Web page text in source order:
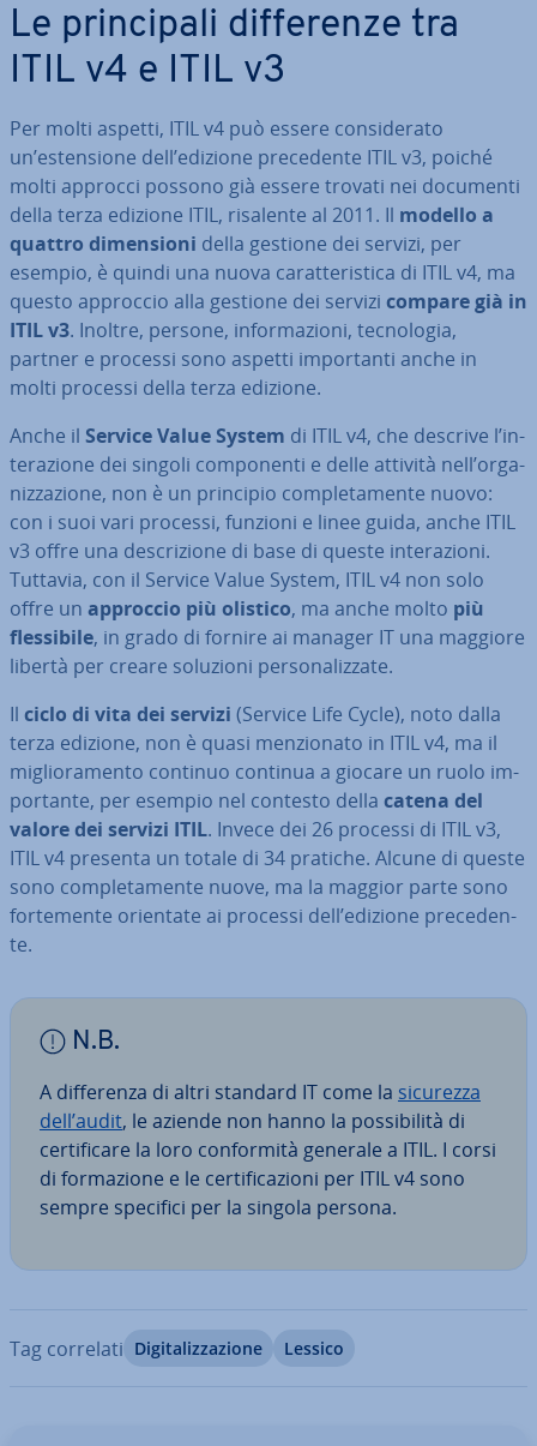
Le prin­ci­pa­li dif­fe­ren­ze tra
ITIL v4 e ITIL v3
Per molti aspetti, ITIL v4 può essere con­si­de­ra­to
un’esten­sio­ne dell’edizione pre­ce­den­te ITIL v3, poiché
molti approcci possono già essere trovati nei documenti
della terza edizione ITIL, risalente al 2011. Il modello a
quattro di­men­sio­ni della gestione dei servizi, per
esempio, è quindi una nuova ca­rat­te­ri­sti­ca di ITIL v4, ma
questo approccio alla gestione dei servizi compare già in
ITIL v3. Inoltre, persone, in­for­ma­zio­ni, tec­no­lo­gia,
partner e processi sono aspetti im­por­tan­ti anche in
molti processi della terza edizione.
Anche il Service Value System di ITIL v4, che descrive l’in­
te­ra­zio­ne dei singoli com­po­nen­ti e delle attività nell’or­ga­
niz­za­zio­ne, non è un principio com­ple­ta­men­te nuovo:
con i suoi vari processi, funzioni e linee guida, anche ITIL
v3 offre una de­scri­zio­ne di base di queste in­te­ra­zio­ni.
Tuttavia, con il Service Value System, ITIL v4 non solo
offre un approccio più olistico, ma anche molto più
fles­si­bi­le, in grado di fornire ai manager IT una maggiore
libertà per creare soluzioni per­so­na­liz­za­te.
Il ciclo di vita dei servizi (Service Life Cycle), noto dalla
terza edizione, non è quasi men­zio­na­to in ITIL v4, ma il
mi­glio­ra­men­to continuo continua a giocare un ruolo im­
por­tan­te, per esempio nel contesto della catena del
valore dei servizi ITIL. Invece dei 26 processi di ITIL v3,
ITIL v4 presenta un totale di 34 pratiche. Alcune di queste
sono com­ple­ta­men­te nuove, ma la maggior parte sono
for­te­men­te orientate ai processi dell’edizione pre­ce­den­
te.
N.B.
A dif­fe­ren­za di altri standard IT come la sicurezza
dell’audit, le aziende non hanno la pos­si­bi­li­tà di
cer­ti­fi­ca­re la loro con­for­mi­tà generale a ITIL. I corsi
di for­ma­zio­ne e le cer­ti­fi­ca­zio­ni per ITIL v4 sono
sempre specifici per la singola persona.
Tag correlati Di­gi­ta­liz­za­zio­ne Lessico